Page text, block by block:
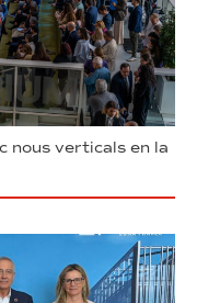
nous verticals en la